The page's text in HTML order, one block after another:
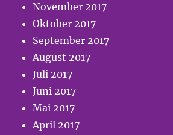
November 2017
Oktober 2017
September 2017
August 2017
Juli 2017
Juni 2017
Mai 2017
April 2017